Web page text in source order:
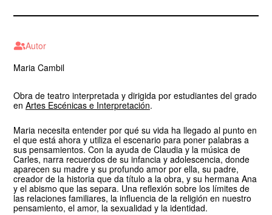
Autor
Maria Cambil
Obra de teatro interpretada y dirigida por estudiantes del grado
en Artes Escénicas e Interpretación.
Maria necesita entender por qué su vida ha llegado al punto en
el que está ahora y utiliza el escenario para poner palabras a
sus pensamientos. Con la ayuda de Claudia y la música de
Carles, narra recuerdos de su infancia y adolescencia, donde
aparecen su madre y su profundo amor por ella, su padre,
creador de la historia que da título a la obra, y su hermana Ana
y el abismo que las separa. Una reflexión sobre los límites de
las relaciones familiares, la influencia de la religión en nuestro
pensamiento, el amor, la sexualidad y la identidad.